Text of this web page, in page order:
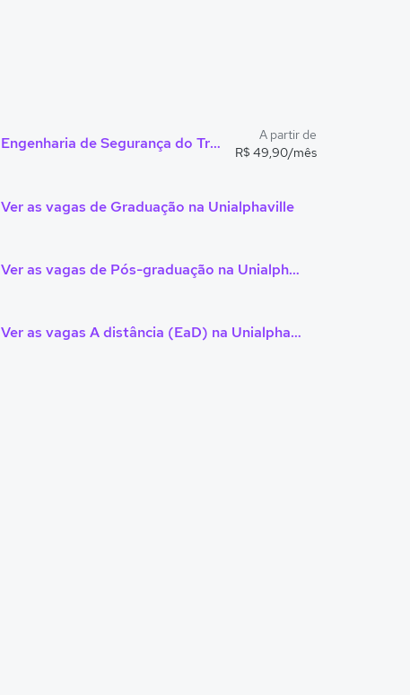
Engenharia de Segurança do Trabalho
A partir de
R$ 49,90/mês
Ver as vagas de Graduação na Unialphaville
Ver as vagas de Pós-graduação na Unialphaville
Ver as vagas A distância (EaD) na Unialphaville